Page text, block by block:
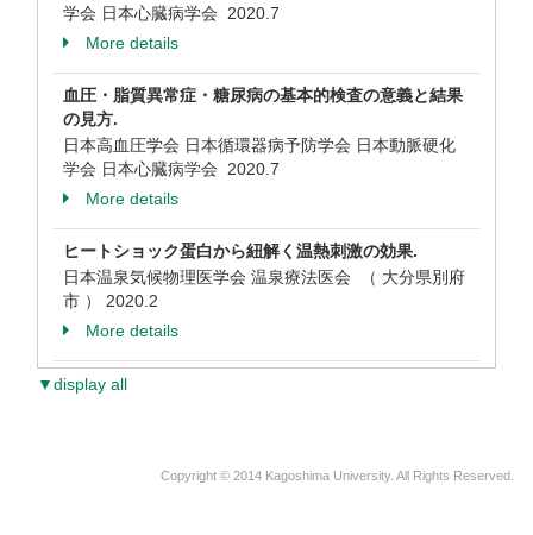
学会 日本心臓病学会 2020.7
More details
血圧・脂質異常症・糖尿病の基本的検査の意義と結果
の見方.
日本高血圧学会 日本循環器病予防学会 日本動脈硬化
学会 日本心臓病学会 2020.7
More details
ヒートショック蛋白から紐解く温熱刺激の効果.
日本温泉気候物理医学会 温泉療法医会 （ 大分県別府
市 ） 2020.2
More details
▼display all
Copyright © 2014 Kagoshima University. All Rights Reserved.